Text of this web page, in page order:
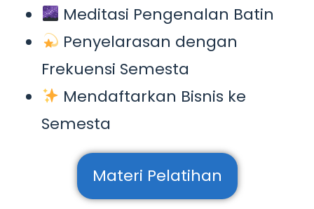
Meditasi Pengenalan Batin
Penyelarasan dengan
Frekuensi Semesta
Mendaftarkan Bisnis ke
Semesta
Materi Pelatihan